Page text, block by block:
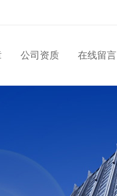
公司资质 在线留言